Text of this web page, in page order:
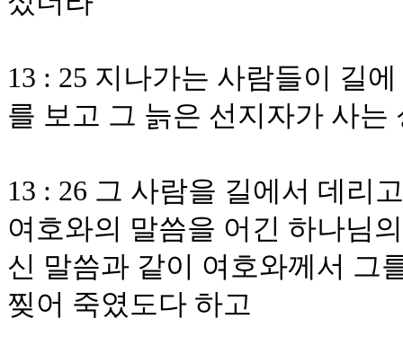
13 : 25 지나가는 사람들이 길
를 보고 그 늙은 선지자가 사는
13 : 26 그 사람을 길에서 데리
여호와의 말씀을 어긴 하나님
신 말씀과 같이 여호와께서 그
찢어 죽였도다 하고